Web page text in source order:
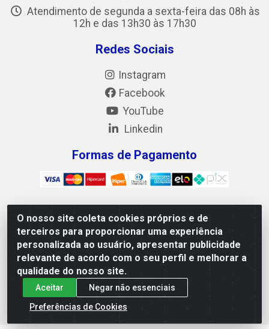
O nosso site coleta cookies próprios e de
terceiros para proporcionar uma experiência
personalizada ao usuário, apresentar publicidade
relevante de acordo com o seu perfil e melhorar a
qualidade do nosso site.
Aceitar
Negar não essenciais
Preferências de Cookies
Atendimento de segunda a sexta-feira das 08h às
12h e das 13h30 às 17h30
Redes Sociais
Instagram
Facebook
YouTube
Linkedin
Formas de Pagamento
Mix Alimentos LTDA - Quadra Asr Ne 55 (412 Norte), Alameda
02, S/N - Plano Diretor Norte, Palmas/TO - CEP 77.006-540 -
CNPJ 05.922.500/0001-02